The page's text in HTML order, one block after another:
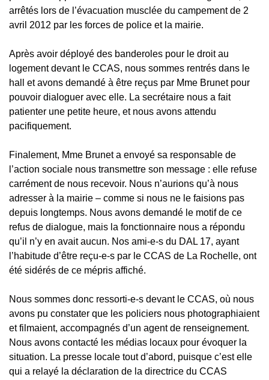
arrêtés lors de l’évacuation musclée du campement de 2
avril 2012 par les forces de police et la mairie.
Après avoir déployé des banderoles pour le droit au
logement devant le CCAS, nous sommes rentrés dans le
hall et avons demandé à être reçus par Mme Brunet pour
pouvoir dialoguer avec elle. La secrétaire nous a fait
patienter une petite heure, et nous avons attendu
pacifiquement.
Finalement, Mme Brunet a envoyé sa responsable de
l’action sociale nous transmettre son message : elle refuse
carrément de nous recevoir. Nous n’aurions qu’à nous
adresser à la mairie – comme si nous ne le faisions pas
depuis longtemps. Nous avons demandé le motif de ce
refus de dialogue, mais la fonctionnaire nous a répondu
qu’il n’y en avait aucun. Nos ami-e-s du DAL 17, ayant
l’habitude d’être reçu-e-s par le CCAS de La Rochelle, ont
été sidérés de ce mépris affiché.
Nous sommes donc ressorti-e-s devant le CCAS, où nous
avons pu constater que les policiers nous photographiaient
et filmaient, accompagnés d’un agent de renseignement.
Nous avons contacté les médias locaux pour évoquer la
situation. La presse locale tout d’abord, puisque c’est elle
qui a relayé la déclaration de la directrice du CCAS